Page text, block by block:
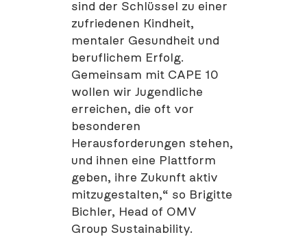
sind der Schlüssel zu einer
zufriedenen Kindheit,
mentaler Gesundheit und
beruflichem Erfolg.
Gemeinsam mit CAPE 10
wollen wir Jugendliche
erreichen, die oft vor
besonderen
Herausforderungen stehen,
und ihnen eine Plattform
geben, ihre Zukunft aktiv
mitzugestalten,“ so Brigitte
Bichler, Head of OMV
Group Sustainability.